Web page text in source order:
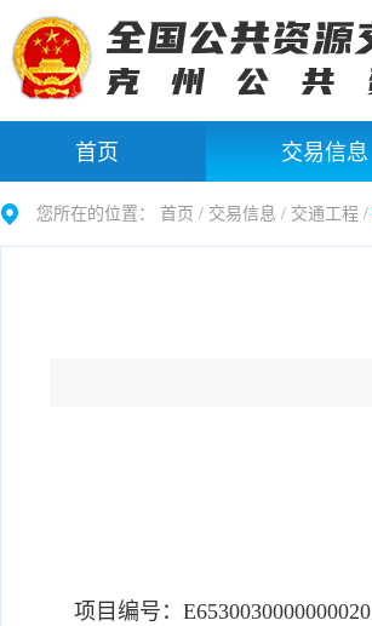
首页 交易信息
您所在的位置： 首页 / 交易信息 / 交通工程 /
项目编号：E6530030000000020